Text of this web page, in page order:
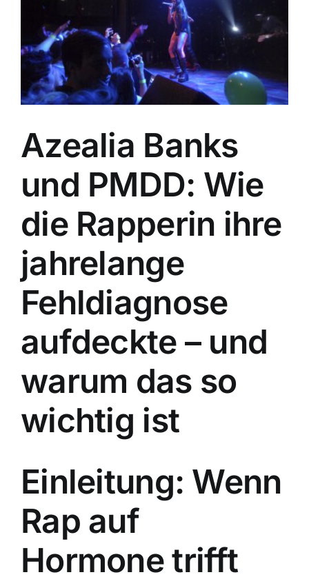
Azealia Banks
und PMDD: Wie
die Rapperin ihre
jahrelange
Fehldiagnose
aufdeckte – und
warum das so
wichtig ist
Einleitung: Wenn
Rap auf
Hormone trifft